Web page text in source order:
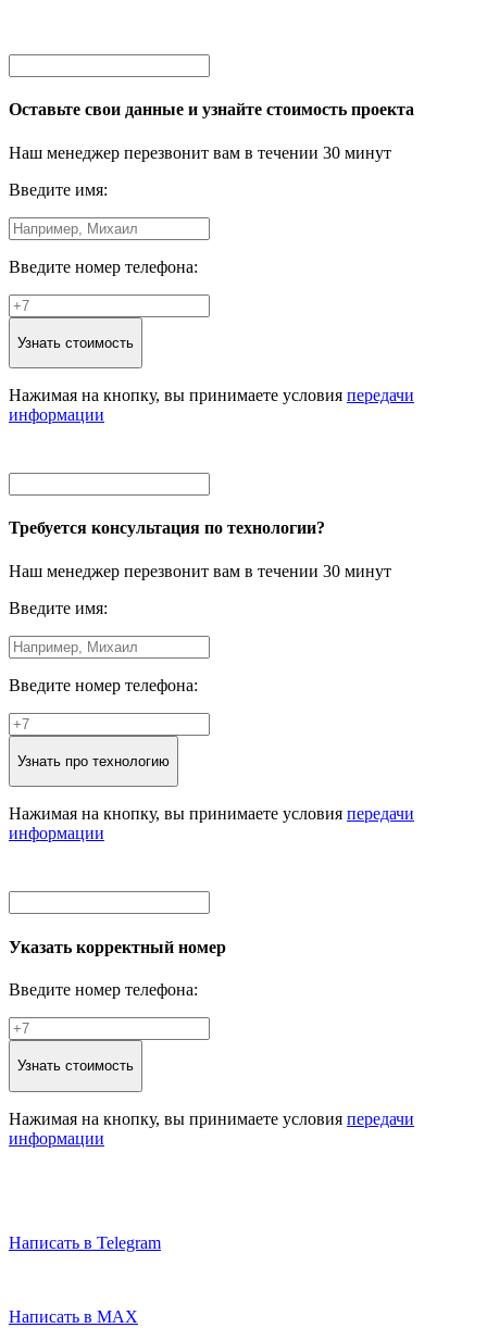
Оставьте свои данные и узнайте стоимость проекта
Наш менеджер перезвонит вам в течении 30 минут
Введите имя:
Введите номер телефона:
Узнать стоимость
Нажимая на кнопку, вы принимаете условия передачи
информации
Требуется консультация по технологии?
Наш менеджер перезвонит вам в течении 30 минут
Введите имя:
Введите номер телефона:
Узнать про технологию
Нажимая на кнопку, вы принимаете условия передачи
информации
Указать корректный номер
Введите номер телефона:
Узнать стоимость
Нажимая на кнопку, вы принимаете условия передачи
информации
Написать в Telegram
Написать в MAX